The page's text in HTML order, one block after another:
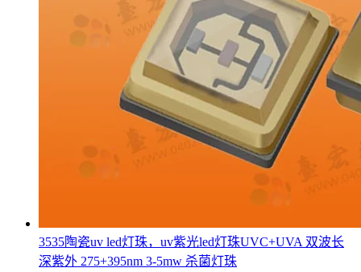
3535陶瓷uv led灯珠，uv紫光led灯珠UVC+UVA 双波长
深紫外 275+395nm 3-5mw 杀菌灯珠